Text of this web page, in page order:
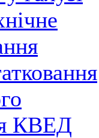
КВЕД